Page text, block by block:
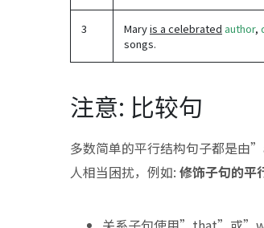
3 Maryis a celebrated author,
songs.
注意: 比较句
多数简单的平行结构句子都是
人相当困扰，例如: 修饰子句的平